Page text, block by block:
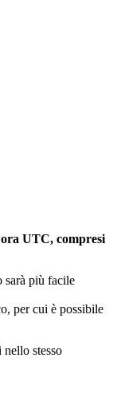
UTC, compresi
sarà più facile
per cui è possibile
stesso